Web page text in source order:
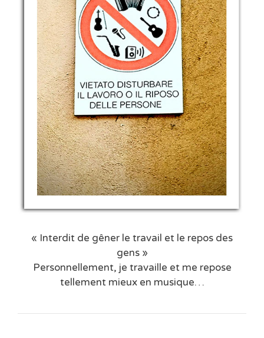
« Interdit de gêner le travail et le repos des
gens »
Personnellement, je travaille et me repose
tellement mieux en musique…